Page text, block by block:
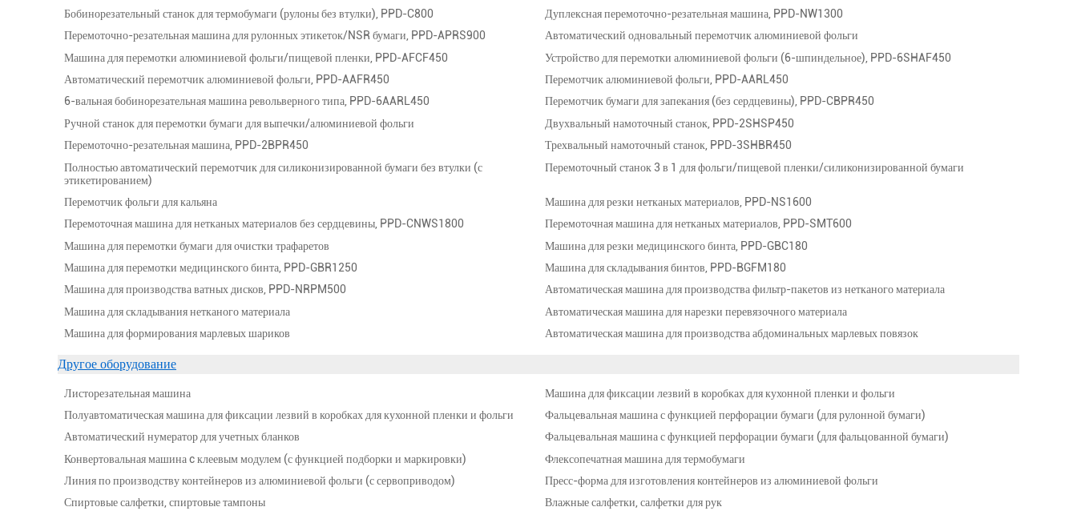
Бобинорезательный станок для термобумаги (рулоны без втулки), PPD-C800
Дуплексная перемоточно-резательная машина, PPD-NW1300
Перемоточно-резательная машина для рулонных этикеток/NSR бумаги, PPD-APRS900
Автоматический одновальный перемотчик алюминиевой фольги
Машина для перемотки алюминиевой фольги/пищевой пленки, PPD-AFCF450
Устройство для перемотки алюминиевой фольги (6-шпиндельное), PPD-6SHAF450
Автоматический перемотчик алюминиевой фольги, PPD-AAFR450
Перемотчик алюминиевой фольги, PPD-AARL450
6-вальная бобинорезательная машина револьверного типа, PPD-6AARL450
Перемотчик бумаги для запекания (без сердцевины), PPD-CBPR450
Ручной станок для перемотки бумаги для выпечки/алюминиевой фольги
Двухвальный намоточный станок, PPD-2SHSP450
Перемоточно-резательная машина, PPD-2BPR450
Трехвальный намоточный станок, PPD-3SHBR450
Полностью автоматический перемотчик для силиконизированной бумаги без втулки (с
этикетированием)
Перемоточный станок 3 в 1 для фольги/пищевой пленки/силиконизированной бумаги
Перемотчик фольги для кальяна
Машина для резки нетканых материалов, PPD-NS1600
Перемоточная машина для нетканых материалов без сердцевины, PPD-CNWS1800
Перемоточная машина для нетканых материалов, PPD-SMT600
Машина для перемотки бумаги для очистки трафаретов
Машина для резки медицинского бинта, PPD-GBC180
Машина для перемотки медицинского бинта, PPD-GBR1250
Машина для складывания бинтов, PPD-BGFM180
Машина для производства ватных дисков, PPD-NRPM500
Автоматическая машина для производства фильтр-пакетов из нетканого материала
Машина для складывания нетканого материала
Автоматическая машина для нарезки перевязочного материала
Машина для формирования марлевых шариков
Автоматическая машина для производства абдоминальных марлевых повязок
Другое оборудование
Листорезательная машина
Машина для фиксации лезвий в коробках для кухонной пленки и фольги
Полуавтоматическая машина для фиксации лезвий в коробках для кухонной пленки и фольги
Фальцевальная машина с функцией перфорации бумаги (для рулонной бумаги)
Автоматический нумератор для учетных бланков
Фальцевальная машина с функцией перфорации бумаги (для фальцованной бумаги)
Конвертовальная машина c клеевым модулем (с функцией подборки и маркировки)
Флексопечатная машина для термобумаги
Линия по производству контейнеров из алюминиевой фольги (с сервоприводом)
Пресс-форма для изготовления контейнеров из алюминиевой фольги
Спиртовые салфетки, спиртовые тампоны
Влажные салфетки, салфетки для рук